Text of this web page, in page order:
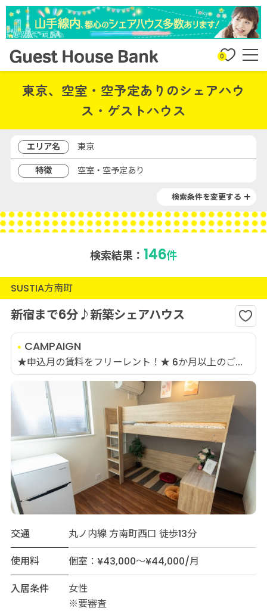
0
東京、空室・空予定ありのシェアハウ
ス・ゲストハウス
エリア名
東京
特徴
空室・空予定あり
検索条件を変更する
検索結果： 146件
SUSTIA方南町
新宿まで6分♪新築シェアハウス
CAMPAIGN
★申込月の賃料をフリーレント！★ 6か月以上のご...
交通
丸ノ内線 方南町西口 徒歩13分
使用料
個室：¥43,000～¥44,000/月
入居条件
女性
※要審査